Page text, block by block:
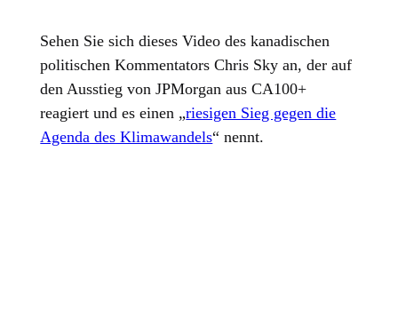
Sehen Sie sich dieses Video des kanadischen
politischen Kommentators Chris Sky an, der auf
den Ausstieg von JPMorgan aus CA100+
reagiert und es einen „riesigen Sieg gegen die
Agenda des Klimawandels“ nennt.